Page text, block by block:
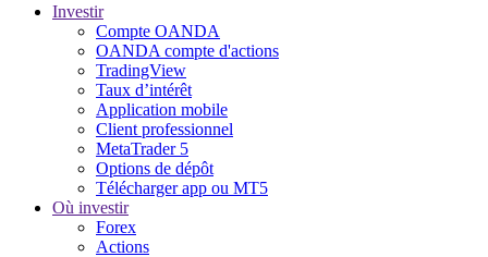
Investir
Compte OANDA
OANDA compte d'actions
TradingView
Taux d’intérêt
Application mobile
Client professionnel
MetaTrader 5
Options de dépôt
Télécharger app ou MT5
Où investir
Forex
Actions